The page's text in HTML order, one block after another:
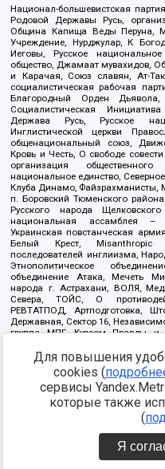
Национал-большевистская
Родовой Державы Русь,
Община Капища Веды Перуна,
Учреждение, Нурджулар, К
Иеговы, Русское национальное
общество, Джамаат мувахидов,
и Карачая, Союз славян, Ат-
социалистическая рабочая
Благородный Орден
Социалистическая
Держава Русь, Русское
Инглистической церкви
общенациональный союз,
Кровь и Честь, О свободе
организация
национальное единство,
Клуба Динамо, Файзрахманисты,
п. Боровский Тюменского
Русского народа
национальная ассамблея –
Украинская повстанческая
Белый Крест, Misanthropic
последователей инглиизма,
Этнополитическое
объединение Атака, Мечеть
народа г. Астрахани, ВОЛЯ,
Севера, ТОЙС, О
РЕВТАТПОД, Артподготовка,
Державная, Сектор 16,
группа МПГ, Курсом Правды и
Благотворительный
Арестантское уголовное
Дафа, Иртыш Ultras, Русский
Сибирский державный союз,
граждан, Штабы Навального,
Краснодара
https://
Для повышения
cookies (
сервисы
которые также
(
Я